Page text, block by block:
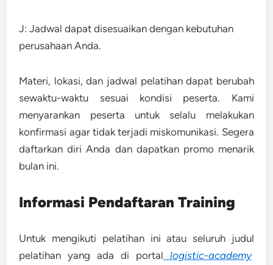
J: Jadwal dapat disesuaikan dengan kebutuhan
perusahaan Anda.
Materi, lokasi, dan jadwal pelatihan dapat berubah
sewaktu-waktu sesuai kondisi peserta. Kami
menyarankan peserta untuk selalu melakukan
konfirmasi agar tidak terjadi miskomunikasi. Segera
daftarkan diri Anda dan dapatkan promo menarik
bulan ini.
Informasi Pendaftaran Training
Untuk mengikuti pelatihan ini atau seluruh judul
pelatihan yang ada di portal logistic-academy